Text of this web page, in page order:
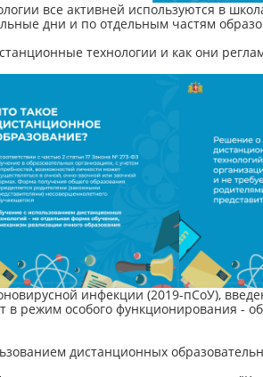
все активней используются в
дни и по отдельным частям
технологии и как они
инфекции (2019-пСоУ),
в режим особого функционирования -
дистанционных